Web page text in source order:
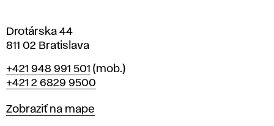
Drotárska 44
811 02 Bratislava
Telefón
+421 948 991 501 (mob.)
+421 2 6829 9500
Mapa
Zobraziť na mape